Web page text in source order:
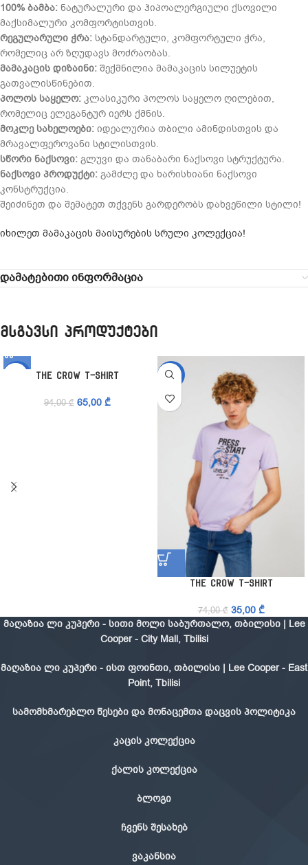
100% ბამბა: ნატურალური და ჰიპოალერგიული ქსოვილი
მაქსიმალური კომფორტისთვის.
რეგულარული ჭრა: სტანდარტული, კომფორტული ჭრა,
რომელიც არ ზღუდავს მოძრაობას.
მამაკაცის დიზაინი: შექმნილია მამაკაცის სილუეტის
გათვალისწინებით.
პოლოს საყელო: კლასიკური პოლოს საყელო ღილებით,
რომელიც ელეგანტურ იერს ქმნის.
მოკლე სახელოები: იდეალურია თბილი ამინდისთვის და
მრავალფეროვანი სტილისთვის.
სწორი ნაქსოვი: გლუვი და თანაბარი ნაქსოვი სტრუქტურა.
ნაქსოვი პროდუქტი: გამძლე და ხარისხიანი ნაქსოვი
კონსტრუქცია.
შეიძინეთ და შემატეთ თქვენს გარდერობს დახვეწილი სტილი!
იხილეთ მამაკაცის მაისურების სრული კოლექცია!
დამატებითი ინფორმაცია
მსგავსი პროდუქტები
The Crow T-Shirt
94,00₾ 65,00 ₾
-53%
The Crow T-Shirt
74,00₾ 35,00 ₾
მაღაზია ლი კუპერი - სითი მოლი საბურთალო, თბილისი | Lee
Cooper - City Mall, Tbilisi
მაღაზია ლი კუპერი - ისთ ფოინთი, თბილისი | Lee Cooper - East
Point, Tbilisi
სამომხმარებლო წესები და მონაცემთა დაცვის პოლიტიკა
კაცის კოლექცია
ქალის კოლექცია
ბლოგი
ჩვენს შესახებ
ვაკანსია